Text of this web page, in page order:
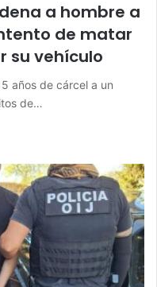
a hombre a
de matar
su vehículo
años de cárcel a un
de…